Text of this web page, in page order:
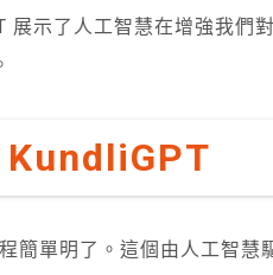
展示了人工智慧在增強我們
簡單明了。這個由人工智